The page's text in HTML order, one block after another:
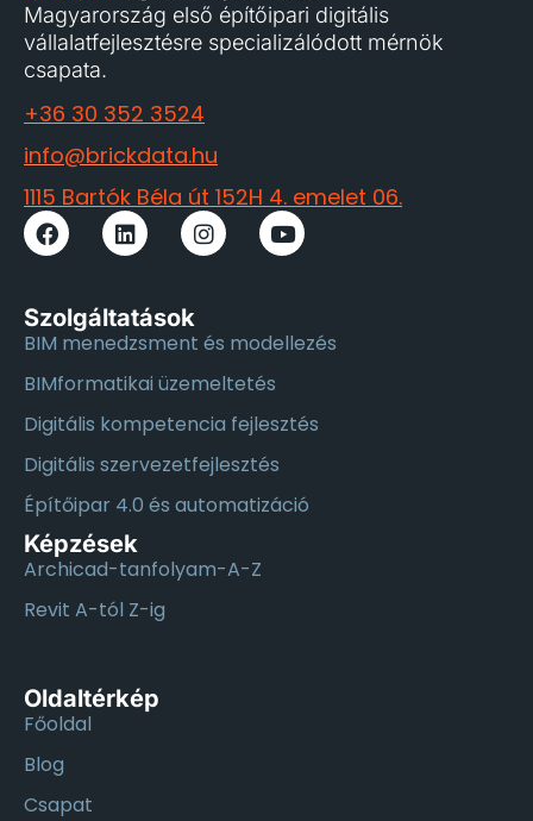
Magyarország első építőipari digitális
vállalatfejlesztésre specializálódott mérnök
csapata.
+36 30 352 3524
info@brickdata.hu
1115 Bartók Béla út 152H 4. emelet 06.
Szolgáltatások
BIM menedzsment és modellezés
BIMformatikai üzemeltetés
Digitális kompetencia fejlesztés
Digitális szervezetfejlesztés
Építőipar 4.0 és automatizáció
Képzések
Archicad-tanfolyam-A-Z
Revit A-tól Z-ig
Oldaltérkép
Főoldal
Blog
Csapat